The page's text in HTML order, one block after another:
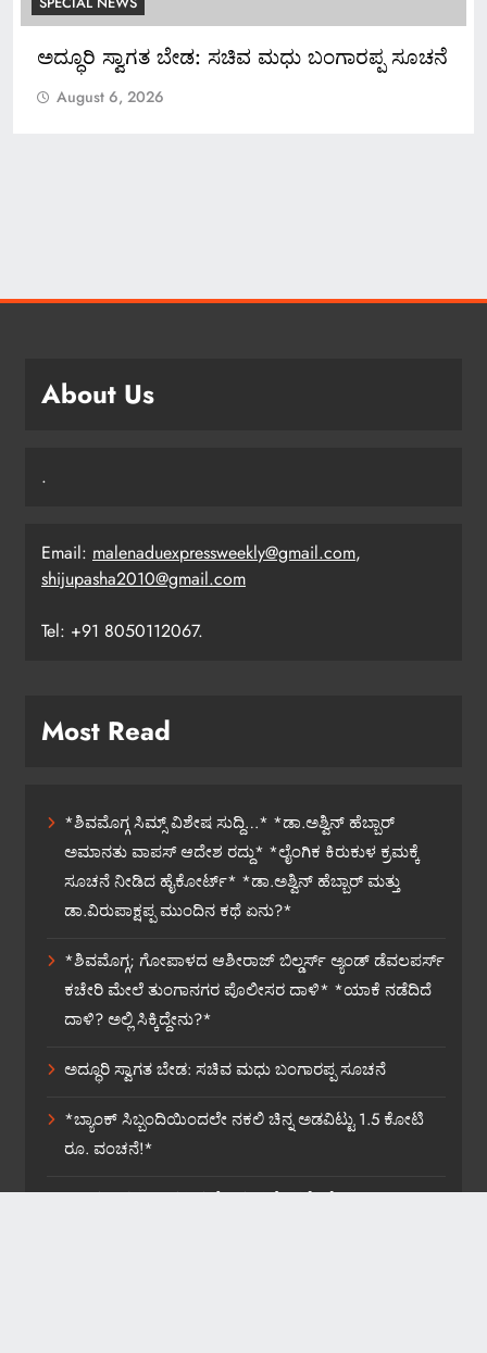
ಅದ್ಧೂರಿ ಸ್ವಾಗತ ಬೇಡ: ಸಚಿವ ಮಧು ಬಂಗಾರಪ್ಪ ಸೂಚನೆ
August 6, 2026
About Us
.
Email: malenaduexpressweekly@gmail.com,
shijupasha2010@gmail.com
Tel: +91 8050112067.
Most Read
*ಶಿವಮೊಗ್ಗ ಸಿಮ್ಸ್ ವಿಶೇಷ ಸುದ್ದಿ…* *ಡಾ.ಅಶ್ವಿನ್ ಹೆಬ್ಬಾರ್
ಅಮಾನತು ವಾಪಸ್ ಆದೇಶ ರದ್ದು* *ಲೈಂಗಿಕ ಕಿರುಕುಳ ಕ್ರಮಕ್ಕೆ
ಸೂಚನೆ ನೀಡಿದ ಹೈಕೋರ್ಟ್* *ಡಾ.ಅಶ್ವಿನ್ ಹೆಬ್ಬಾರ್ ಮತ್ತು
ಡಾ.ವಿರುಪಾಕ್ಷಪ್ಪ ಮುಂದಿನ ಕಥೆ ಏನು?*
*ಶಿವಮೊಗ್ಗ; ಗೋಪಾಳದ ಆಶೀರಾಜ್ ಬಿಲ್ಡರ್ಸ್ ಅ್ಯಂಡ್ ಡೆವಲಪರ್ಸ್
ಕಚೇರಿ ಮೇಲೆ ತುಂಗಾನಗರ ಪೊಲೀಸರ ದಾಳಿ* *ಯಾಕೆ ನಡೆದಿದೆ
ದಾಳಿ? ಅಲ್ಲಿ ಸಿಕ್ಕಿದ್ದೇನು?*
ಅದ್ಧೂರಿ ಸ್ವಾಗತ ಬೇಡ: ಸಚಿವ ಮಧು ಬಂಗಾರಪ್ಪ ಸೂಚನೆ
*ಬ್ಯಾಂಕ್ ಸಿಬ್ಬಂದಿಯಿಂದಲೇ ನಕಲಿ ಚಿನ್ನ ಅಡವಿಟ್ಟು 1.5 ಕೋಟಿ
ರೂ. ವಂಚನೆ!*
*ಡಾಕ್ಟರ್ ಸರ್ಜಿ ಆತ್ಮವಿಮರ್ಶೆ ಮಾಡಿಕೊಳ್ಳಲಿ: ವೈ.ಎಚ್.ಎನ್.*